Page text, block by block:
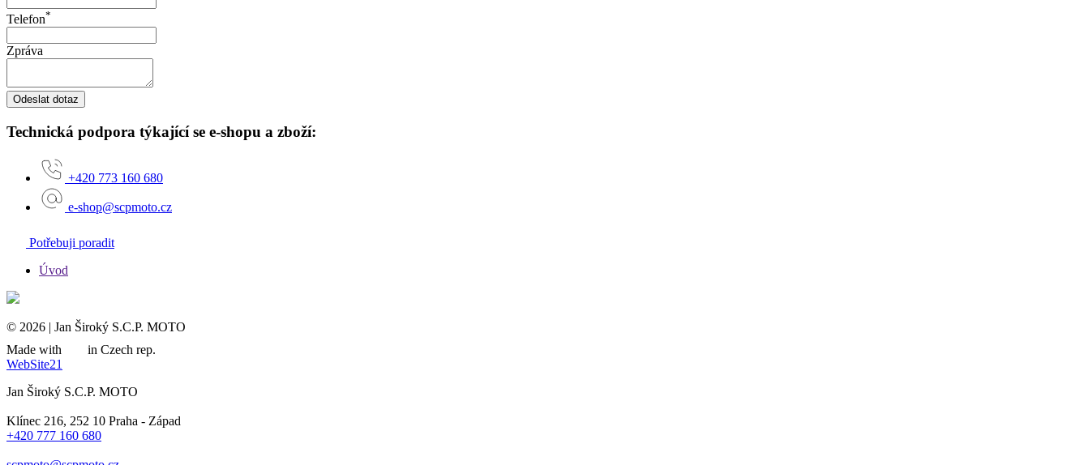
Telefon*
Zpráva
Odeslat dotaz
Technická podpora týkající se e-shopu a zboží:
+420 773 160 680
e-shop@scpmoto.cz
Potřebuji poradit
Úvod
© 2026 | Jan Široký S.C.P. MOTO
Made with
in Czech rep.
WebSite21
Jan Široký S.C.P. MOTO
Klínec 216, 252 10 Praha - Západ
+420 777 160 680